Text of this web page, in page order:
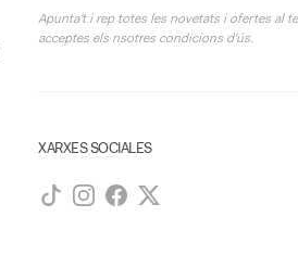
Apunta't i rep totes les novetats i ofertes al
acceptes els nsotres condicions d'ús.
XARXES SOCIALES